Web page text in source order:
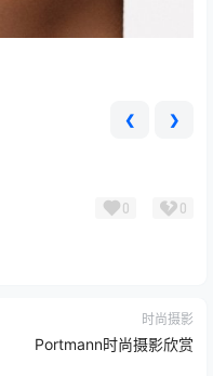
❮ ❯
0 0
时尚摄影
Portmann时尚摄影欣赏